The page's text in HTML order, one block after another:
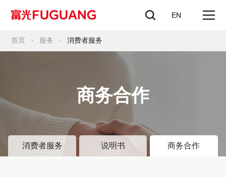
EN
首页 服务 消费者服务
商务合作
消费者服务 说明书 商务合作